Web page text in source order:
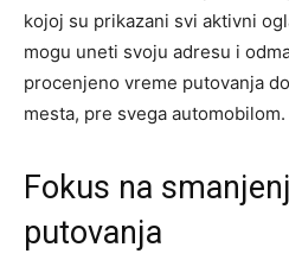
kojoj su prikazani svi aktivni
mogu uneti svoju adresu i
procenjeno vreme putovanja
mesta, pre svega automobilom.
Fokus na
putovanja